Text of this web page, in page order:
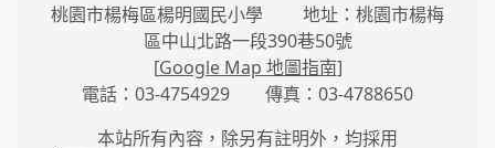
桃園市楊梅區楊明國民小學 地址：桃園市楊梅
區中山北路一段390巷50號
[Google Map 地圖指南]
電話：03-4754929 傳真：03-4788650
本站所有內容，除另有註明外，均採用